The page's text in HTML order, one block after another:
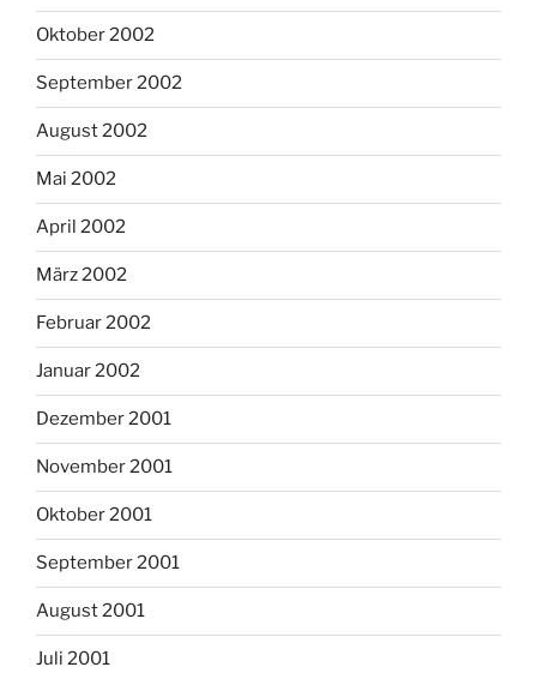
Oktober 2002
September 2002
August 2002
Mai 2002
April 2002
März 2002
Februar 2002
Januar 2002
Dezember 2001
November 2001
Oktober 2001
September 2001
August 2001
Juli 2001